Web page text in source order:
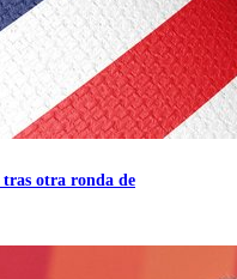
tras otra ronda de